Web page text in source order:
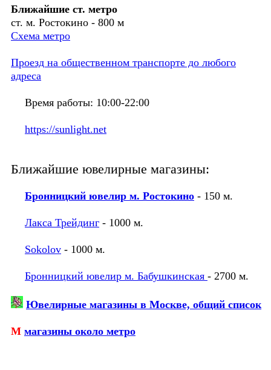
Ближайшие ст. метро
ст. м. Ростокино - 800 м
Схема метро
Проезд на общественном транспорте до любого
адреса
Время работы: 10:00-22:00
https://sunlight.net
Ближайшие ювелирные магазины:
Бронницкий ювелир м. Ростокино - 150 м.
Лакса Трейдинг - 1000 м.
Sokolov - 1000 м.
Бронницкий ювелир м. Бабушкинская - 2700 м.
Ювелирные магазины в Москве, общий список
М магазины около метро